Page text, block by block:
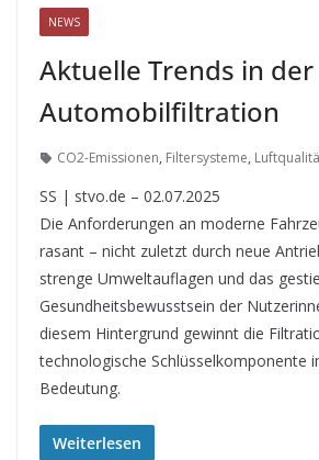
NEWS
Aktuelle Trends in der
Automobilfiltration
CO2-Emissionen, Filtersysteme,
SS | stvo.de – 02.07.2025
Die Anforderungen an moderne
rasant – nicht zuletzt durch neue
strenge Umweltauflagen und das
Gesundheitsbewusstsein der
diesem Hintergrund gewinnt die
technologische Schlüsselkomponente
Bedeutung.
Weiterlesen